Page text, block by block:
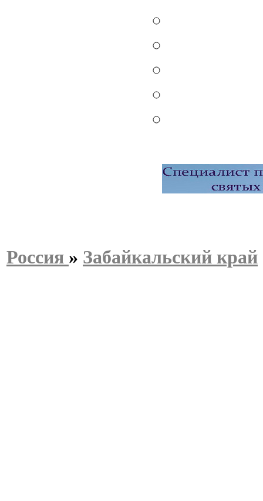
Россия » Забайкальский край